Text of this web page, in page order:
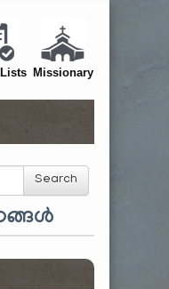
Missionary
Search